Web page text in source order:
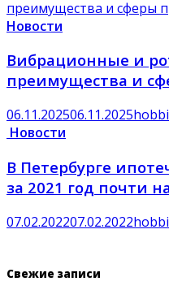
Новости
Вибрационные и
преимущества и
06.11.202506.11.2025hobbi
Новости
В Петербурге
за 2021 год почти
07.02.202207.02.2022hobbi
Свежие записи